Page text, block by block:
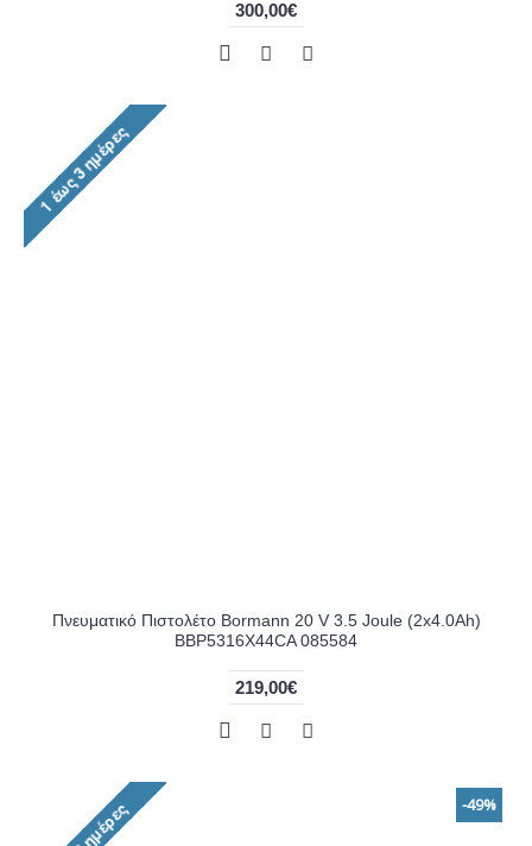
300,00€
Πνευματικό Πιστολέτο Bormann 20 V 3.5 Joule (2x4.0Ah)
BBP5316X44CA 085584
219,00€
-49%